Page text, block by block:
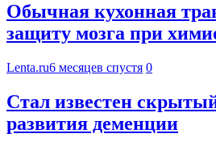
Обычная кухонная
защиту мозга при
Lenta.ru6 месяцев спустя 0
Стал известен
развития деменции